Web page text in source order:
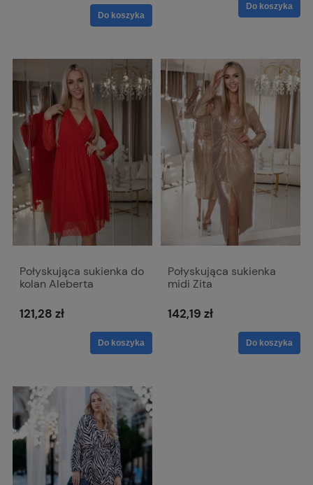
Do koszyka
Do koszyka
Połyskująca sukienka do
kolan Aleberta
121,28 zł
Do koszyka
Połyskująca sukienka
midi Zita
142,19 zł
Do koszyka